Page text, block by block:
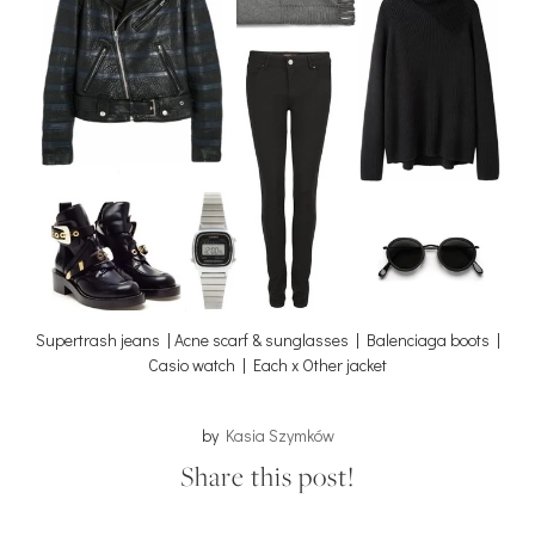
Supertrash jeans | Acne scarf & sunglasses | Balenciaga boots |
Casio watch | Each x Other jacket
by Kasia Szymków
Share this post!